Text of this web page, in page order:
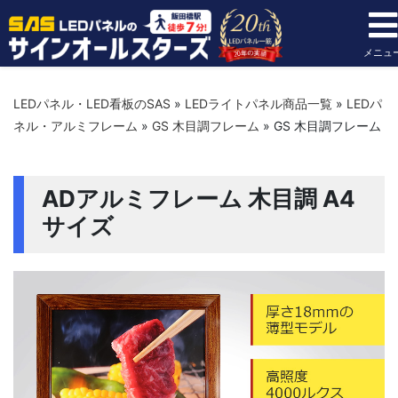
メニュ
LEDパネル・LED看板のSAS » LEDライトパネル商品一覧 » LEDパ
ネル・アルミフレーム » GS 木目調フレーム » GS 木目調フレーム
ADアルミフレーム 木目調 A4
サイズ